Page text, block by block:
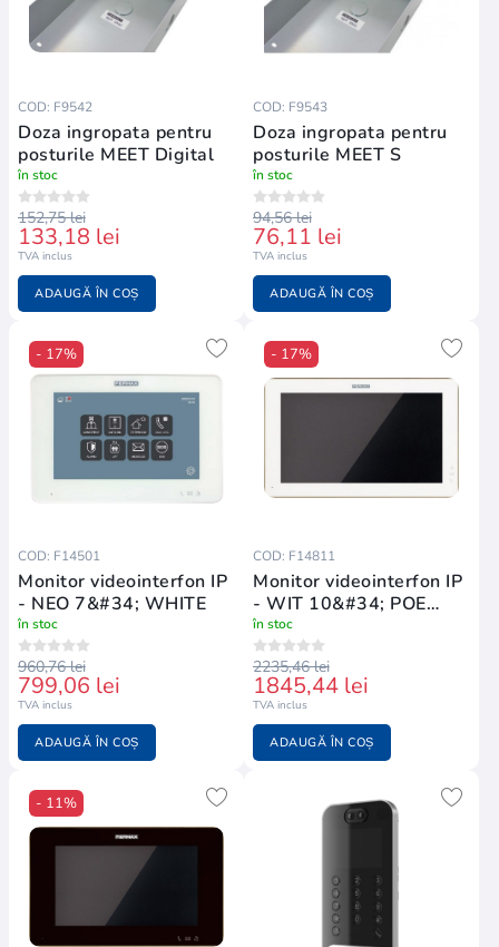
COD: F9542
Doza ingropata pentru
posturile MEET Digital
în stoc
152,75 lei
133,18 lei
TVA inclus
ADAUGĂ ÎN COȘ
COD: F9543
Doza ingropata pentru
posturile MEET S
în stoc
94,56 lei
76,11 lei
TVA inclus
ADAUGĂ ÎN COȘ
- 17%
COD: F14501
Monitor videointerfon IP
- NEO 7&#34; WHITE
în stoc
960,76 lei
799,06 lei
TVA inclus
ADAUGĂ ÎN COȘ
- 17%
COD: F14811
Monitor videointerfon IP
- WIT 10&#34; POE
WHITE
în stoc
2235,46 lei
1845,44 lei
TVA inclus
ADAUGĂ ÎN COȘ
- 11%